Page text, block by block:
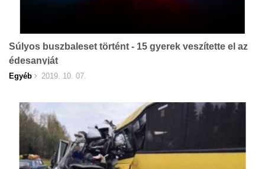
Súlyos buszbaleset történt - 15 gyerek veszítette el az
édesanyját
Egyéb 2019. 10. 07.